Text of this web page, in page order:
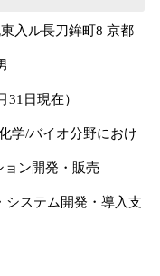
入ル長刀鉾町8 京都
日現在）
学/バイオ分野におけ
ン開発・販売
システム開発・導入支